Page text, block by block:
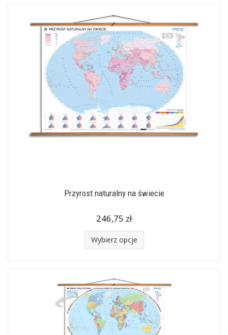
Przyrost naturalny na świecie
246,75 zł
Wybierz opcje